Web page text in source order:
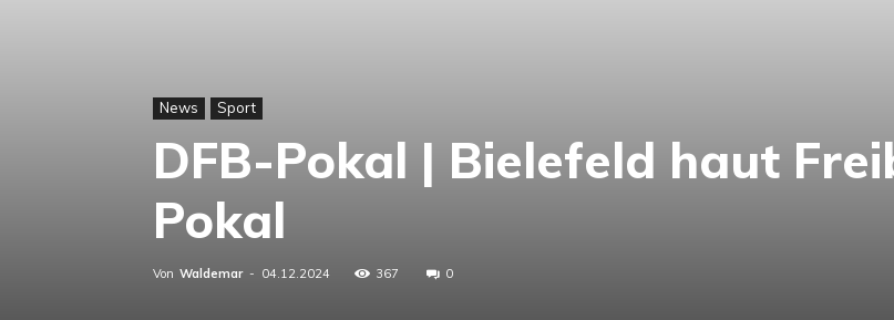
News Sport
DFB-Pokal | Bielefeld haut
Pokal
Von Waldemar - 04.12.2024 367 0